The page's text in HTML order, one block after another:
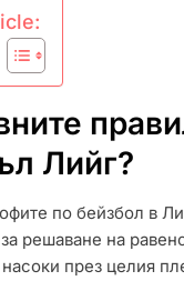
Лийг?
по бейзбол в
решаване на
през целия